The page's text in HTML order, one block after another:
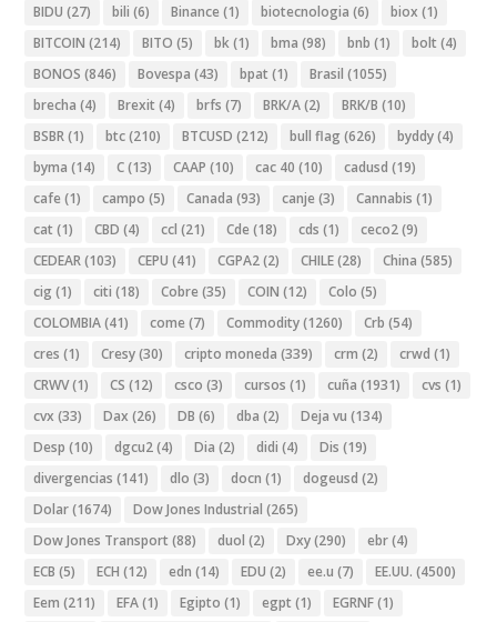
BIDU (27) bili (6) Binance (1) biotecnologia (6) biox (1)
BITCOIN (214) BITO (5) bk(1) bma (98) bnb (1) bolt (4)
BONOS (846) Bovespa (43) bpat (1) Brasil (1055)
brecha (4) Brexit (4) brfs (7) BRK/A(2) BRK/B (10)
BSBR(1) btc(210) BTCUSD (212) bull flag (626) byddy(4)
byma (14) C(13) CAAP (10) cac 40 (10) cadusd (19)
cafe (1) campo (5) Canada (93) canje (3) Cannabis (1)
cat (1) CBD (4) ccl (21) Cde (18) cds (1) ceco2(9)
CEDEAR(103) CEPU (41) CGPA2(2) CHILE(28) China (585)
cig (1) citi (18) Cobre (35) COIN (12) Colo (5)
COLOMBIA(41) come (7) Commodity(1260) Crb (54)
cres (1) Cresy(30) cripto moneda (339) crm (2) crwd (1)
CRWV(1) CS (12) csco (3) cursos (1) cuña (1931) cvs (1)
cvx (33) Dax (26) DB (6) dba (2) Deja vu (134)
Desp (10) dgcu2(4) Dia (2) didi (4) Dis (19)
divergencias (141) dlo (3) docn (1) dogeusd (2)
Dolar(1674) Dow Jones Industrial (265)
Dow Jones Transport (88) duol (2) Dxy(290) ebr(4)
ECB (5) ECH (12) edn (14) EDU (2) ee.u (7) EE.UU. (4500)
Eem (211) EFA(1) Egipto (1) egpt (1) EGRNF(1)